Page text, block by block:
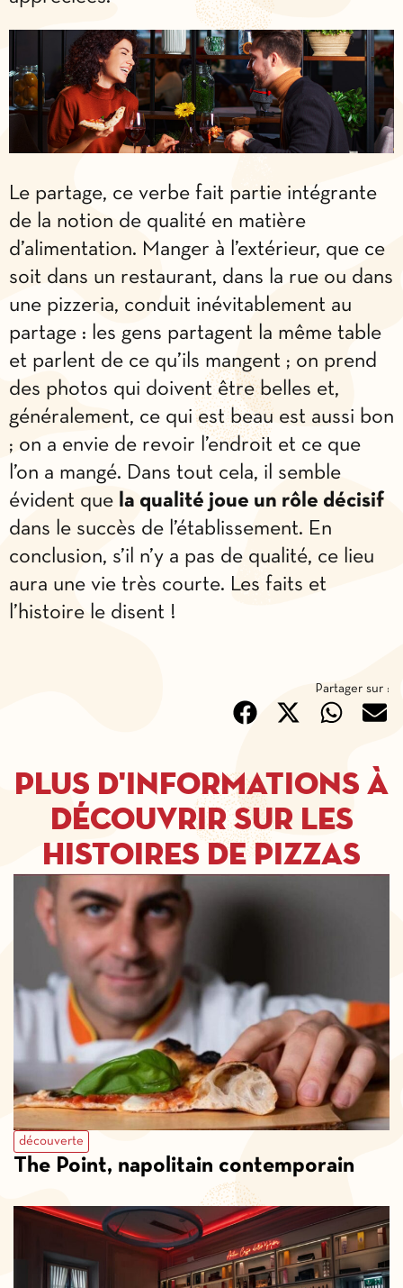
Le partage, ce verbe fait partie intégrante
de la notion de qualité en matière
d’alimentation. Manger à l’extérieur, que ce
soit dans un restaurant, dans la rue ou dans
une pizzeria, conduit inévitablement au
partage : les gens partagent la même table
et parlent de ce qu’ils mangent ; on prend
des photos qui doivent être belles et,
généralement, ce qui est beau est aussi bon
; on a envie de revoir l’endroit et ce que
l’on a mangé. Dans tout cela, il semble
évident que la qualité joue un rôle décisif
dans le succès de l’établissement. En
conclusion, s’il n’y a pas de qualité, ce lieu
aura une vie très courte. Les faits et
l’histoire le disent !
Partager sur :
Plus d'informations à
découvrir sur les
histoires de pizzas
découverte
The Point, napolitain contemporain